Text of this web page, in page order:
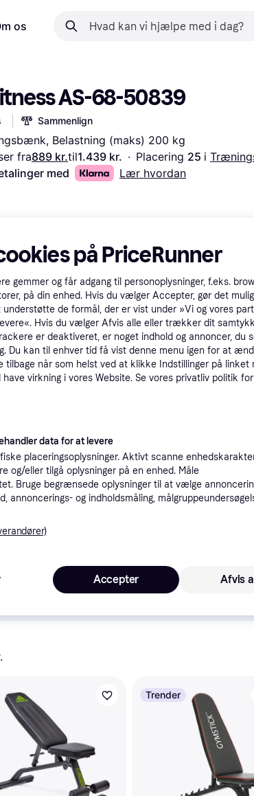
os
AS-68-50839
Sammenlign
Belastning (maks) 200 kg
fra889 kr.til1.439 kr. · Placering 25 i
med
Lær hvordan
Laveste pris·79 kr. fragt
, 1-3 dage
Trender
på PriceRunner
gemmer og får adgang til personoplysninger, f.eks.
på din enhed. Hvis du vælger Accepter, gør det
understøtte de formål, der er vist under »Vi og vores
Hvis du vælger Afvis alle eller trækker dit
er deaktiveret, er noget indhold og annoncer, du
Du kan til enhver tid få vist denne menu igen for at
når som helst ved at klikke Indstillinger på linket
have virkning i vores Website. Se vores privatliv politik
data for at levere
placeringsoplysninger. Aktivt scanne
og/eller tilgå oplysninger på en enhed. Måle
Bruge begrænsede oplysninger til at vælge
annoncerings- og indholdsmåling,
Afvis
Accepter